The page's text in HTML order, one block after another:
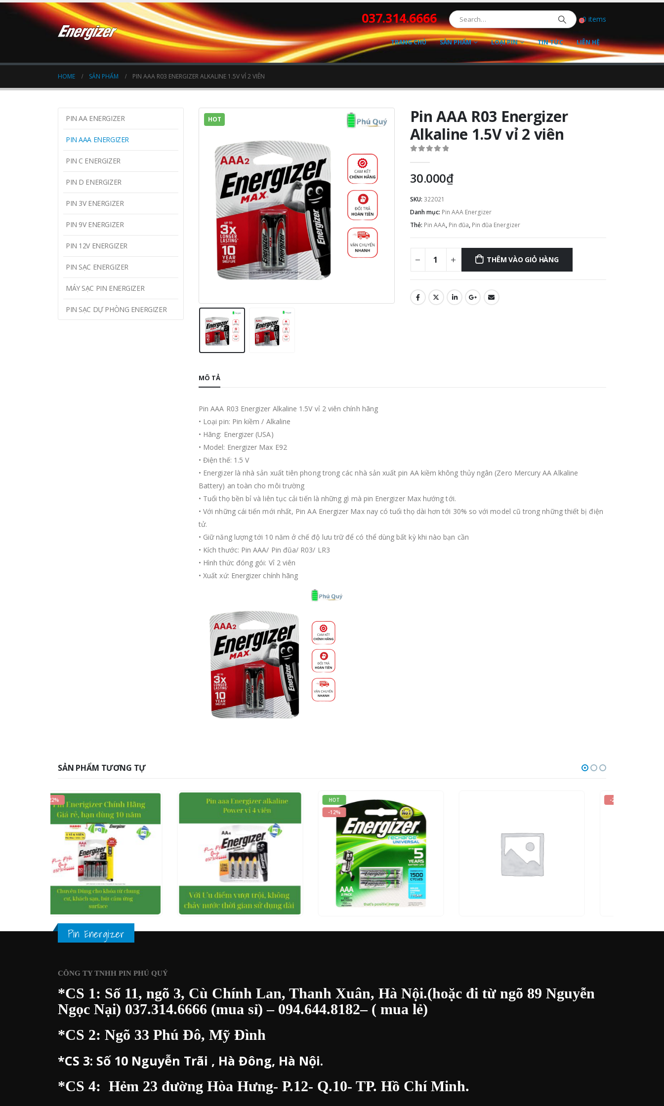
037.314.6666 00 items
TRANG CHỦ SẢN PHẨM LOẠI PIN TIN TỨC LIÊN HỆ
HOME SẢN PHẨM PIN AAA R03 ENERGIZER ALKALINE 1.5V VỈ 2 VIÊN
HOT
Pin AAA R03 Energizer
Alkaline 1.5V vỉ 2 viên
30.000₫
SKU: 322021
Danh mục: Pin AAA Energizer
Thẻ: Pin AAA, Pin đũa, Pin đũa Energizer
THÊM VÀO GIỎ HÀNG
MÔ TẢ
Pin AAA R03 Energizer Alkaline 1.5V vỉ 2 viên chính hãng
• Loại pin: Pin kiềm / Alkaline
• Hãng: Energizer (USA)
• Model: Energizer Max E92
• Điện thế: 1.5 V
• Energizer là nhà sản xuất tiên phong trong các nhà sản xuất pin AA kiềm không thủy ngân (Zero Mercury AA Alkaline
Battery) an toàn cho môi trường
• Tuổi thọ bền bỉ và liên tục cải tiến là những gì mà pin Energizer Max hướng tới.
• Với những cái tiến mới nhất, Pin AA Energizer Max nay có tuổi thọ dài hơn tới 30% so với model cũ trong những thiết bị điện
tử.
• Giữ năng lượng tới 10 năm ở chế độ lưu trữ để có thể dùng bất kỳ khi nào bạn cần
• Kích thước: Pin AAA/ Pin đũa/ R03/ LR3
• Hình thức đóng gói: Vỉ 2 viên
• Xuất xứ: Energizer chính hãng
PIN AA ENERGIZER
PIN AAA ENERGIZER
PIN C ENERGIZER
PIN D ENERGIZER
PIN 3V ENERGIZER
PIN 9V ENERGIZER
PIN 12V ENERGIZER
PIN SẠC ENERGIZER
MÁY SẠC PIN ENERGIZER
PIN SẠC DỰ PHÒNG ENERGIZER
SẢN PHẨM TƯƠNG TỰ
0 out of 5
XEM NHANH
HOT
out of 5
170.000₫ 150.000₫
THÊM VÀO GIỎ HÀNG
XEM NHANH
0out of 5
ĐỌC TIẾP
XEM NHANH
Pin Energizer
CÔNG TY TNHH PIN PHÚ QUÝ
*CS 1: Số 11, ngõ 3, Cù Chính Lan, Thanh Xuân, Hà Nội.(hoặc đi từ ngõ 89 Nguyễn
Ngọc Nại) 037.314.6666 (mua sỉ) – 094.644.8182– ( mua lẻ)
*CS 2: Ngõ 33 Phú Đô, Mỹ Đình
*CS 3: Số 10 Nguyễn Trãi , Hà Đông, Hà Nội.
*CS 4: Hẻm 23 đường Hòa Hưng- P.12- Q.10- TP. Hồ Chí Minh.